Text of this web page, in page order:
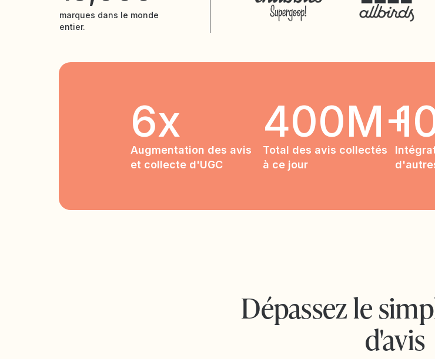
marques dans le monde
entier.
6x
Augmentation des avis
et collecte d'UGC
400M+
Total des avis collectés
à ce jour
Dépassez le
d'avis